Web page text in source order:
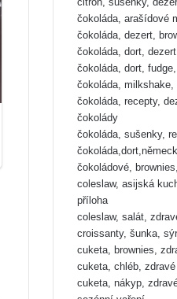
čokoláda, arašídové
čokoláda, dezert,
čokoláda, dort,
čokoláda, dort,
čokoláda,
čokoláda, recepty,
čokolády
čokoláda, sušenky,
čokoládové,
coleslaw, asijská
příloha
coleslaw, salát,
croissanty, šunka,
cuketa, brownies,
cuketa, chléb,
cuketa, nákyp,